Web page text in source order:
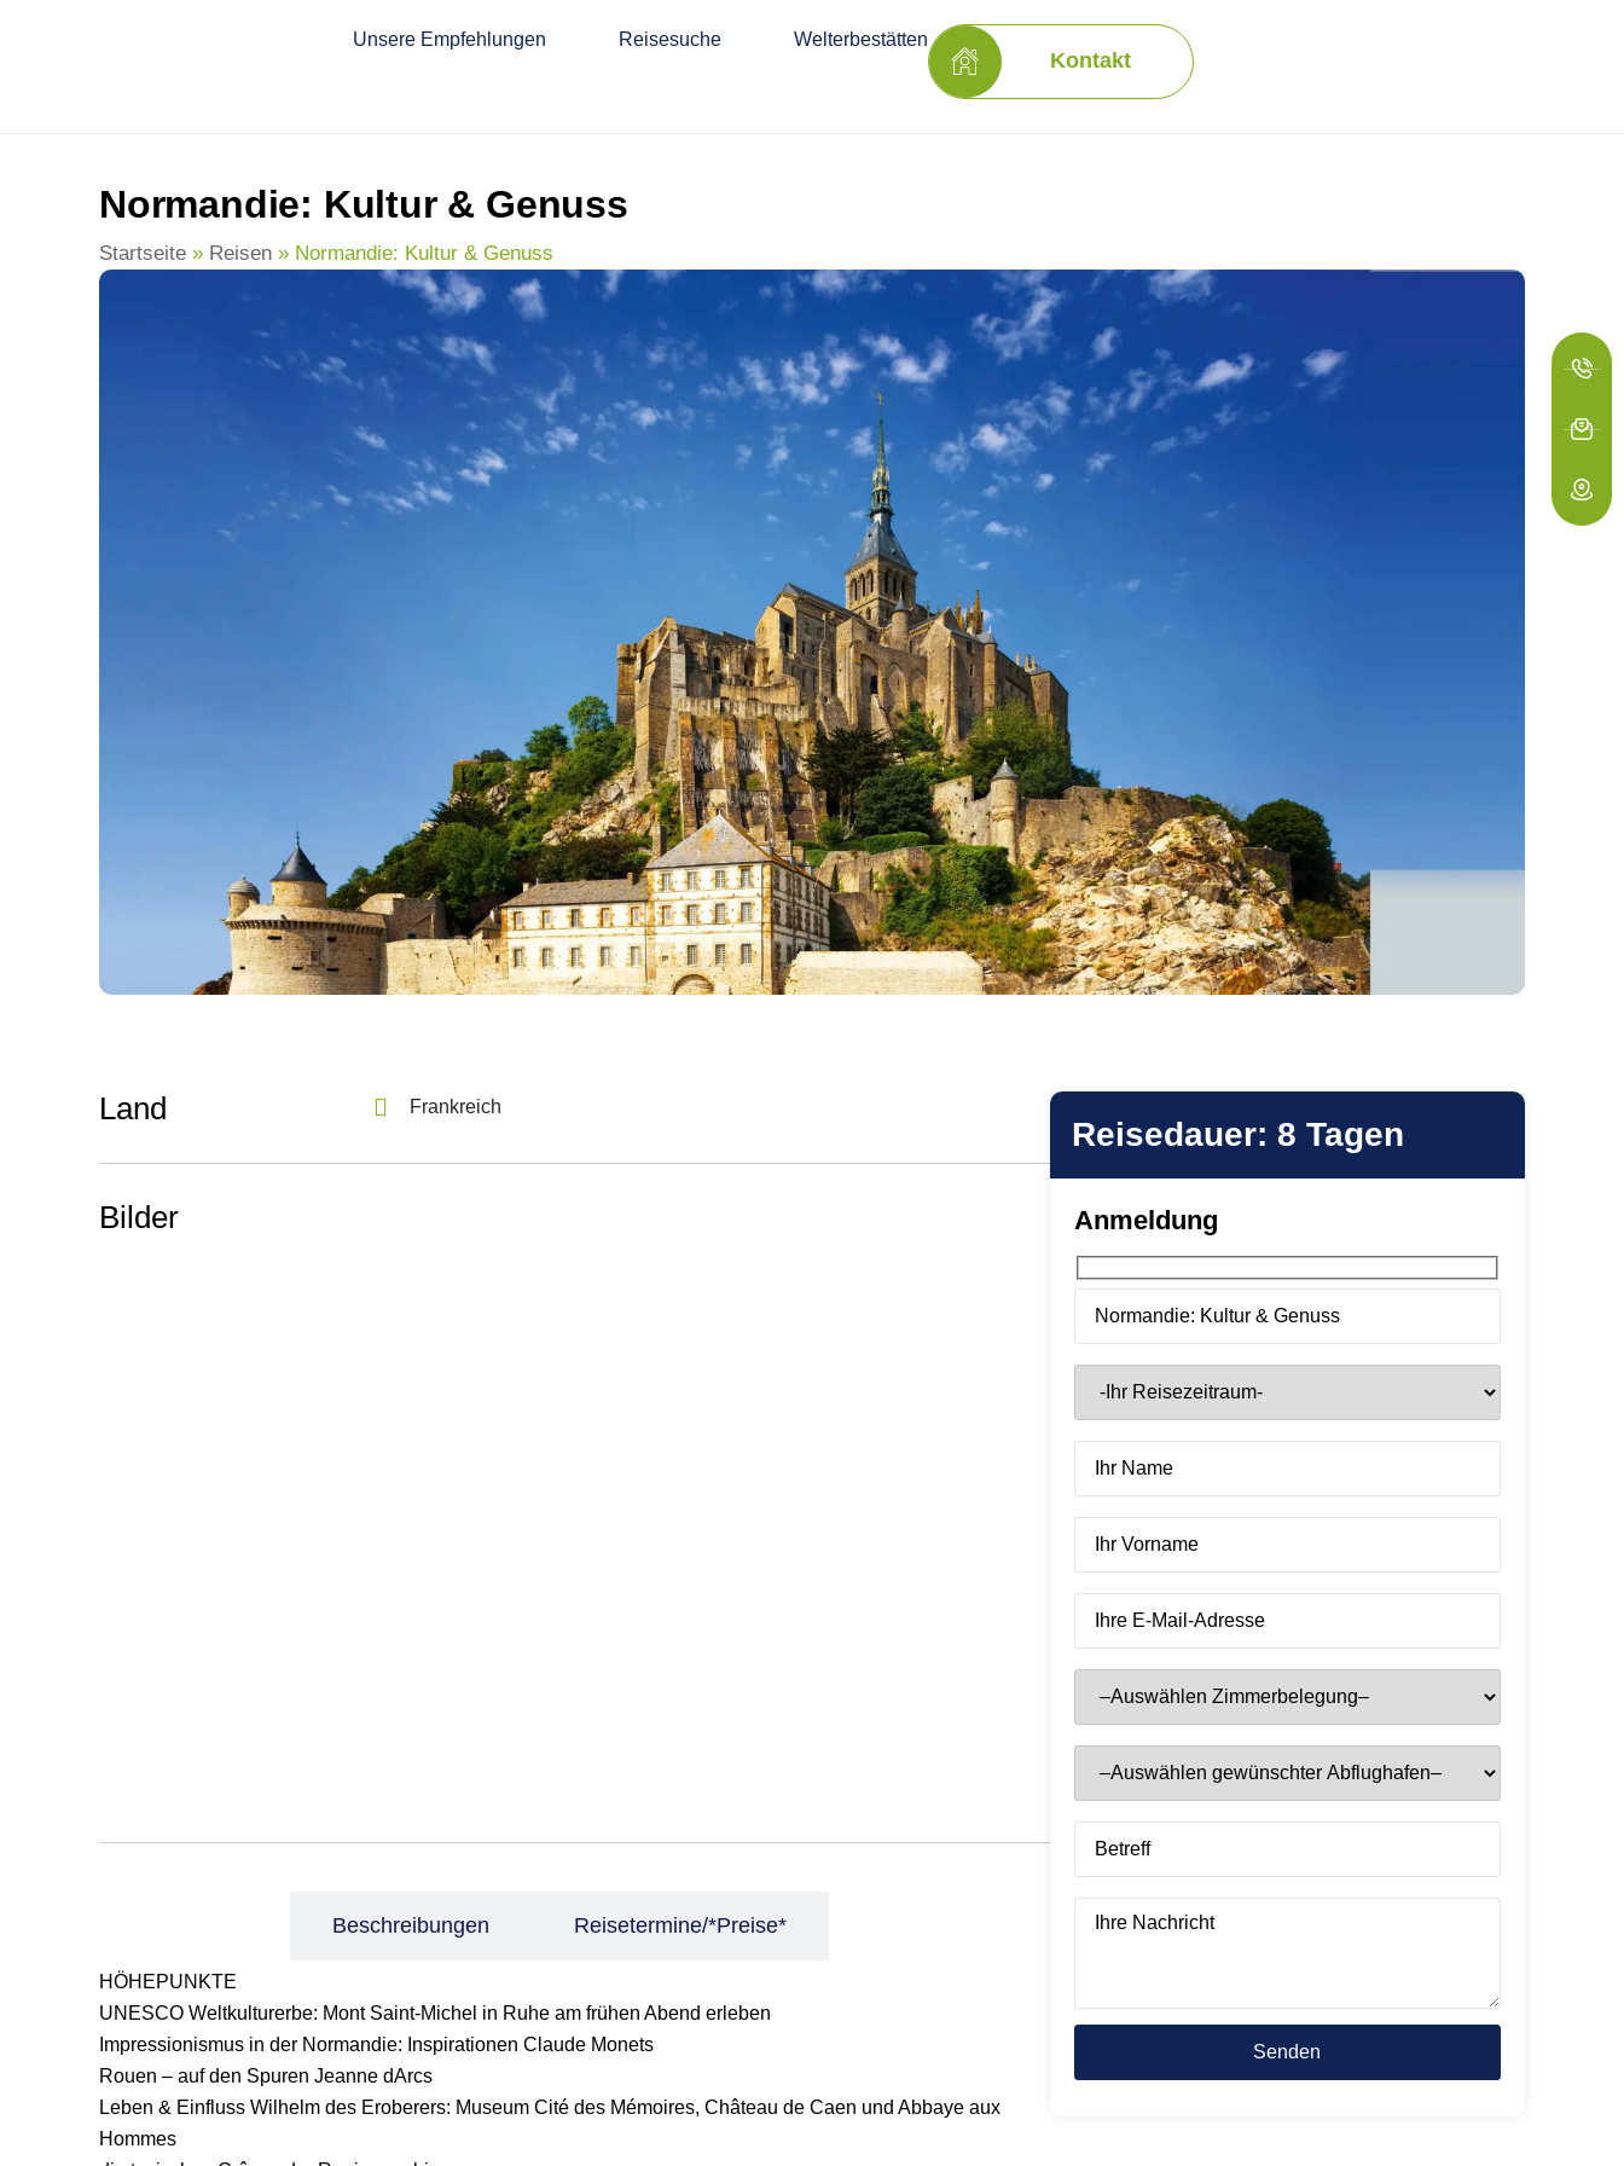
Unsere Empfehlungen Reisesuche Welterbestätten
Kontakt
Normandie: Kultur & Genuss
Startseite » Reisen » Normandie: Kultur & Genuss
Land Frankreich
Bilder
Beschreibungen Reisetermine/*Preise*
HÖHEPUNKTE
UNESCO Weltkulturerbe: Mont Saint-Michel in Ruhe am frühen Abend erleben
Impressionismus in der Normandie: Inspirationen Claude Monets
Rouen – auf den Spuren Jeanne dArcs
Leben & Einfluss Wilhelm des Eroberers: Museum Cité des Mémoires, Château de Caen und Abbaye aux
Hommes
Reisedauer: 8 Tagen
Anmeldung